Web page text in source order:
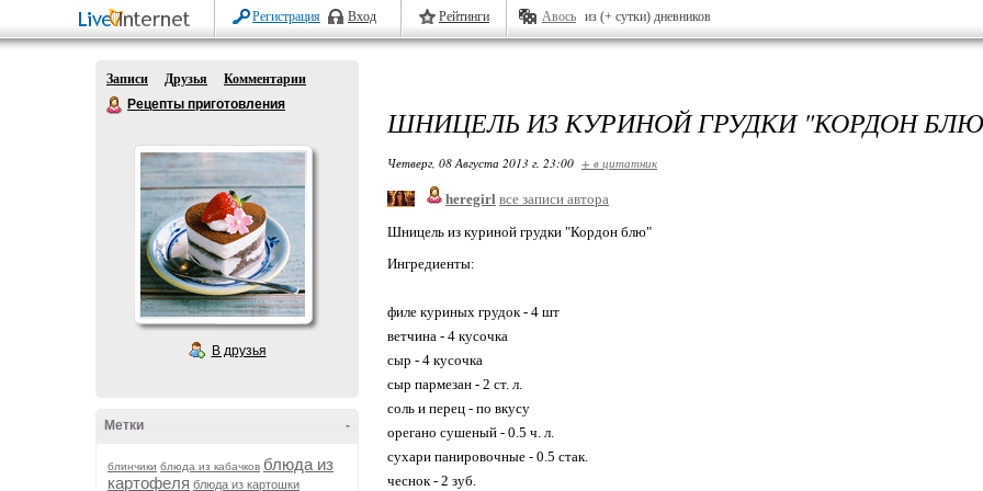
Регистрация Вход Рейтинги Авось из (+ сутки) дневников
Записи Друзья
Комментарии
Рецепты приготовления
В друзья
-
Метки
блинчики блюда из кабачков блюда из
картофеля блюда из картошки
ШНИЦЕЛЬ ИЗ КУРИНОЙ ГРУДКИ "КОРДОН
Четверг, 08 Августа 2013 г. 23:00 + в цитатник
heregirl все записи автора
Шницель из куриной грудки "Кордон блю"
Ингредиенты:
филе куриных грудок - 4 шт
ветчина - 4 кусочка
сыр - 4 кусочка
сыр пармезан - 2 ст. л.
соль и перец - по вкусу
орегано сушеный - 0.5 ч. л.
сухари панировочные - 0.5 стак.
чеснок - 2 зуб.